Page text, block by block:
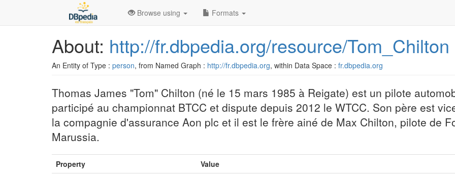
Browse using Formats
About: http://fr.dbpedia.org/resource/Tom_Chilton
An Entity of Type : person, from Named Graph : http://fr.dbpedia.org, within Data Space : fr.dbpedia.org
Thomas James "Tom" Chilton (né le 15 mars 1985 à Reigate) est un pilote
participé au championnat BTCC et dispute depuis 2012 le WTCC. Son père est
la compagnie d'assurance Aon plc et il est le frère ainé de Max Chilton, pilote de
Marussia.
Property Value